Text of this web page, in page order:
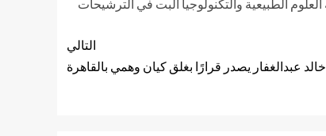
التالي
خالد عبدالغفار يصدر قرارًا بغلق كيان وهمي بالقاهرة